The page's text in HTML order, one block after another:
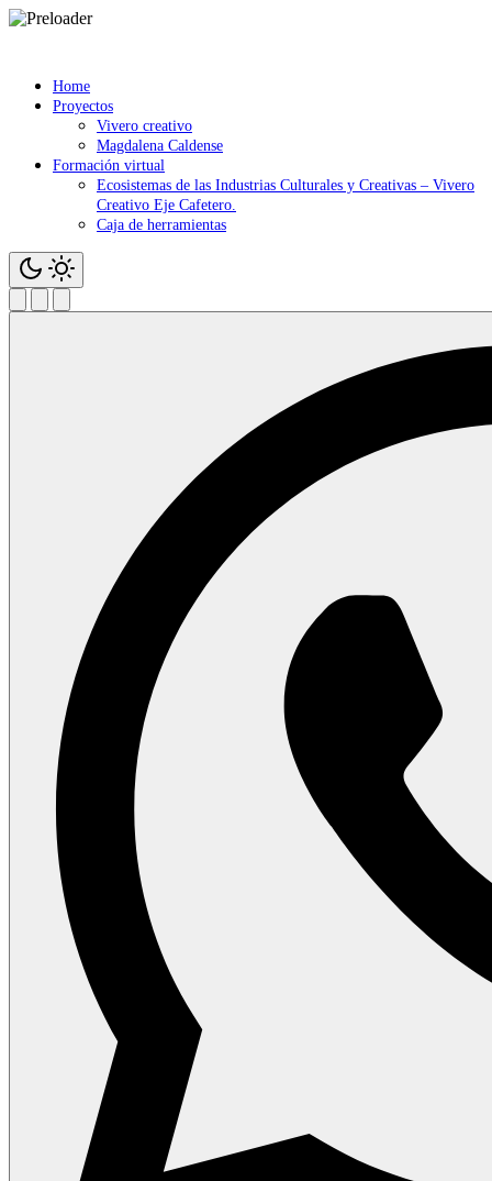
Home
Proyectos
Vivero creativo
Magdalena Caldense
Formación virtual
Ecosistemas de las Industrias Culturales y Creativas – Vivero
Creativo Eje Cafetero.
Caja de herramientas